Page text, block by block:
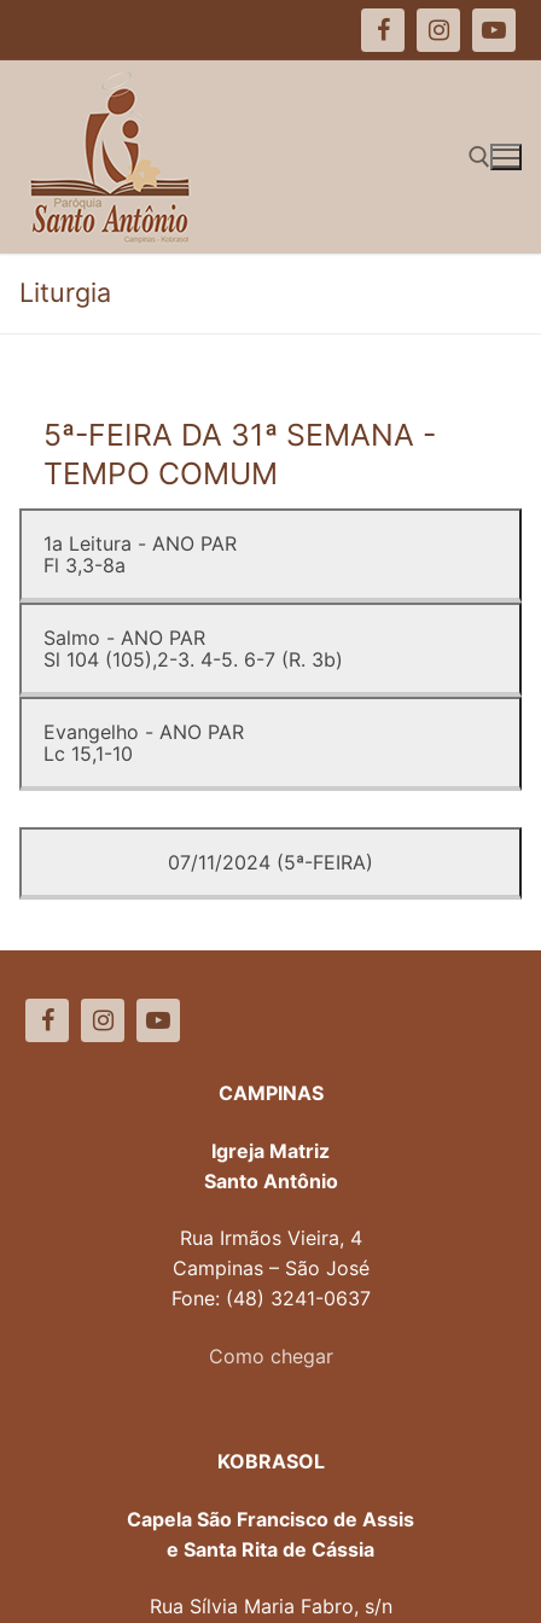
Pesquisar por:
Liturgia
5ª-FEIRA DA 31ª SEMANA -
TEMPO COMUM
1a Leitura - ANO PAR
Fl 3,3-8a
Salmo - ANO PAR
Sl 104 (105),2-3. 4-5. 6-7 (R. 3b)
Evangelho - ANO PAR
Lc 15,1-10
07/11/2024 (5ª-FEIRA)
CAMPINAS
Igreja Matriz
Santo Antônio
Rua Irmãos Vieira, 4
Campinas – São José
Fone: (48) 3241-0637
Como chegar
KOBRASOL
Capela São Francisco de Assis
e Santa Rita de Cássia
Rua Sílvia Maria Fabro, s/n